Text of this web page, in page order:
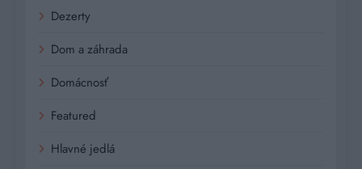
Dezerty
Dom a záhrada
Domácnosť
Featured
Hlavné jedlá